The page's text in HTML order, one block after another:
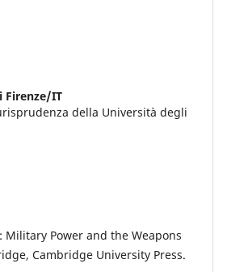
Firenze/IT
della Università degli
Military Power and the Weapons
Cambridge University Press.